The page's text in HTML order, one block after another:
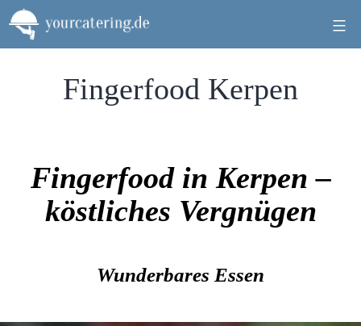
Zum
Inhalt
springen
Fingerfood Kerpen
Fingerfood in Kerpen –
köstliches Vergnügen
Wunderbares Essen